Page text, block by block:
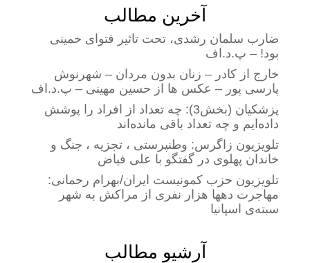
آخرین مطالب
ضارب سلمان رشدی، تحت تاثیر فتوای خمینی
بود! – پ.د.اف
خارج از کادر – زنان بدون مردان – شهرنوش
پارسی پور – عکس ها از حسین مهینی – پ.د.اف
پزشکیان (بخش3): چه تعداد از افراد را پوشش
داده‌ایم و چه تعداد باقی مانده‌اند
تلویزیون زاگرس: وطنپرستی ، تجزیه ، جنگ و
خاندان پهلوی در گفتگو با علی فیاض
تلویزیون حزب کمونیست ایران/بهرام رحمانی:
مهاجرت دهها هزار نفری از مراکش به شهر
سبته‌ی اسپانیا
آرشیو مطالب